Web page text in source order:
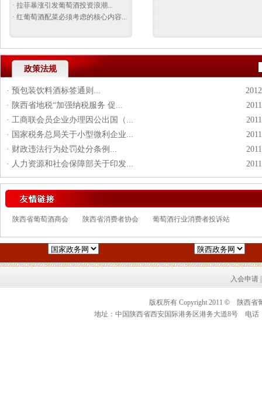
· 拉菲暴涨引发葡萄酒投资浪潮
· 红葡萄酒配菜必须考虑的核心内容
政策法规
· 预包装饮料酒标签通则...
· 陕西省地税“加强纳税服务 促...
· 工商联会员企业办理因公出国（...
· 国家税务总局关于小型微利企业...
· 财政违法行为处罚处分条例...
· 人力资源和社会保障部关于印发...
陕西省葡萄酒商会 陕西省消费者协会 葡萄酒行业消费者投诉站
入会申请
版权所有 Copyright 2011 © 陕西省
地址：中国陕西省西安国际港务区港务大道8号 电话